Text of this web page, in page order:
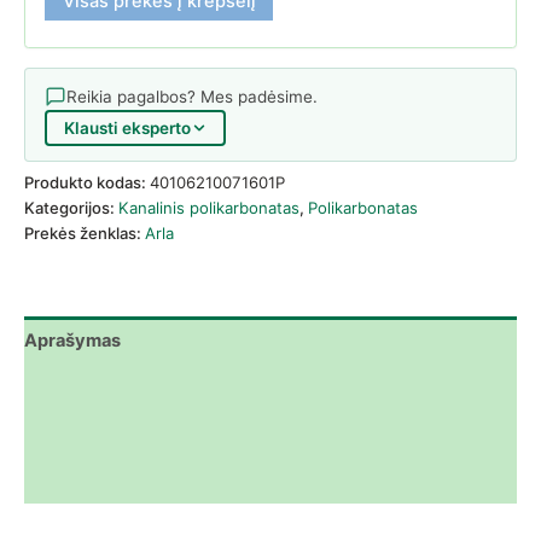
Reikia pagalbos? Mes padėsime.
Klausti eksperto
Produkto kodas: 40106210071601P
Kategorijos: Kanalinis polikarbonatas, Polikarbonatas
Prekės ženklas: Arla
Aprašymas